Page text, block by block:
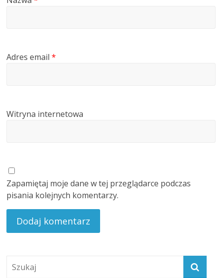
Adres email*
Witryna internetowa
Zapamiętaj moje dane w tej przeglądarce podczas
pisania kolejnych komentarzy.